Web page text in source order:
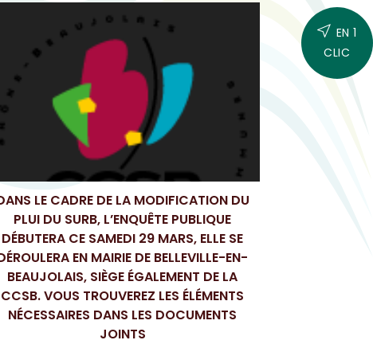
EN 1
CLIC
LE CADRE DE LA MODIFICATION DU
PLUI DU SURB, L’ENQUÊTE PUBLIQUE
DÉBUTERA CE SAMEDI 29 MARS, ELLE SE
EN MAIRIE DE BELLEVILLE-EN-
BEAUJOLAIS, SIÈGE ÉGALEMENT DE LA
CCSB. VOUS TROUVEREZ LES ÉLÉMENTS
NÉCESSAIRES DANS LES DOCUMENTS
JOINTS